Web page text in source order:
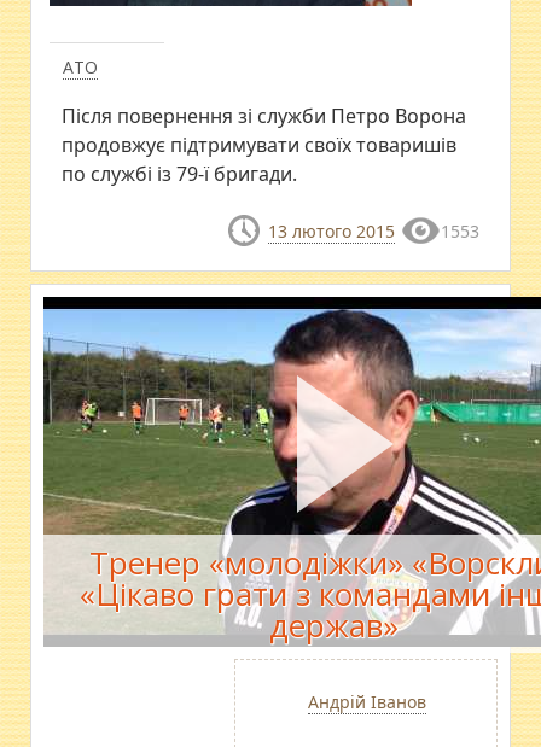
АТО
Після повернення зі служби Петро Ворона
продовжує підтримувати своїх товаришів
по службі із 79-ї бригади.
13 лютого 2015 1553
Тренер «молодіжки»
«Цікаво грати з командами
держав»
Андрій Іванов